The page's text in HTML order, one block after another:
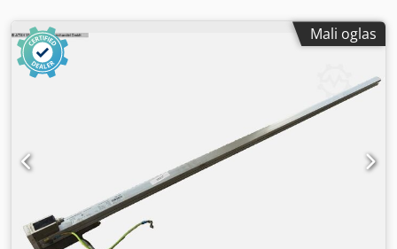
Mali oglas